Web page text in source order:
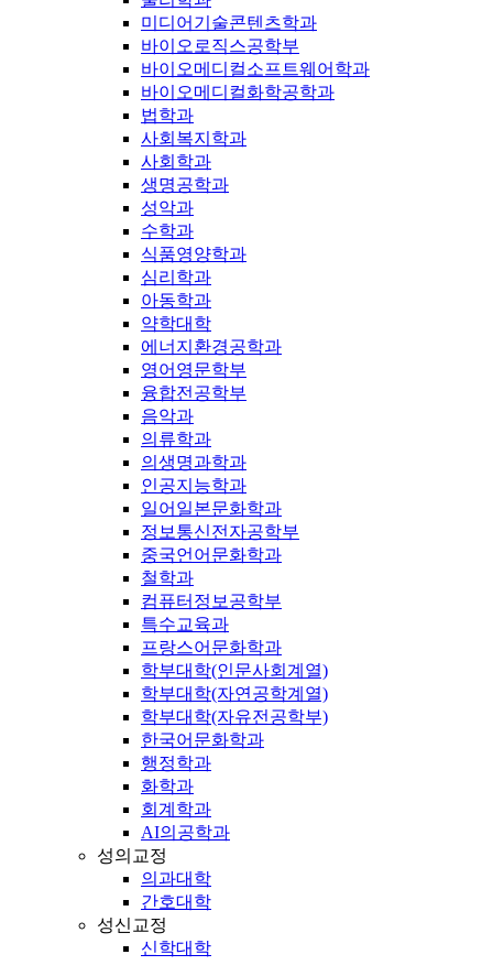
미디어기술콘텐츠학과
바이오로직스공학부
바이오메디컬소프트웨어학과
바이오메디컬화학공학과
법학과
사회복지학과
사회학과
생명공학과
성악과
수학과
식품영양학과
심리학과
아동학과
약학대학
에너지환경공학과
영어영문학부
융합전공학부
음악과
의류학과
의생명과학과
인공지능학과
일어일본문화학과
정보통신전자공학부
중국언어문화학과
철학과
컴퓨터정보공학부
특수교육과
프랑스어문화학과
학부대학(인문사회계열)
학부대학(자연공학계열)
학부대학(자유전공학부)
한국어문화학과
행정학과
화학과
회계학과
AI의공학과
성의교정
의과대학
간호대학
성신교정
신학대학